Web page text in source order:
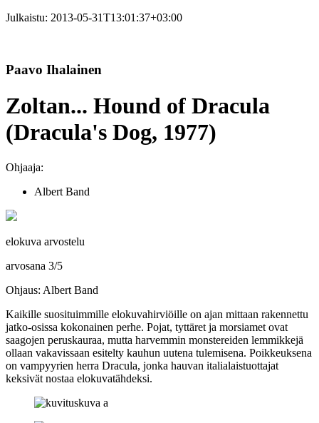
Julkaistu: 2013-05-31T13:01:37+03:00
Paavo Ihalainen
Zoltan... Hound of Dracula
(Dracula's Dog, 1977)
Ohjaaja:
Albert Band
elokuva arvostelu
arvosana 3/5
Ohjaus: Albert Band
Kaikille suosituimmille elokuvahirviöille on ajan mittaan rakennettu
jatko-osissa kokonainen perhe. Pojat, tyttäret ja morsiamet ovat
saagojen peruskauraa, mutta harvemmin monstereiden lemmikkejä
ollaan vakavissaan esitelty kauhun uutena tulemisena. Poikkeuksena
on vampyyrien herra Dracula, jonka hauvan italialaistuottajat
keksivät nostaa elokuvatähdeksi.